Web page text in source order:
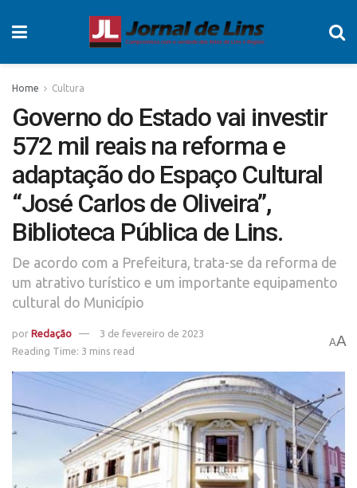
Home Cultura
Governo do Estado vai investir
572 mil reais na reforma e
adaptação do Espaço Cultural
“José Carlos de Oliveira”,
Biblioteca Pública de Lins.
De acordo com a Prefeitura, trata-se da reforma de
um atrativo turístico e um importante equipamento
cultural do Município
por Redação
3 de fevereiro de 2023
Reading Time: 3 mins read
AA